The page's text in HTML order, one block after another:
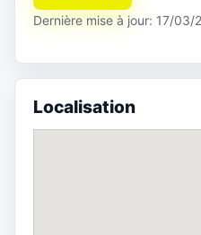
Dernière mise à jour: 17/03/
Localisation